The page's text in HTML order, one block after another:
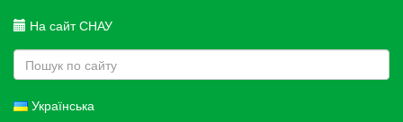
На сайт СНАУ
Українська